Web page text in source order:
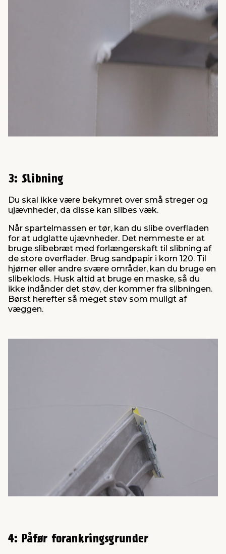
3: Slibning
Du skal ikke være bekymret over små streger og
ujævnheder, da disse kan slibes væk.
Når spartelmassen er tør, kan du slibe overfladen
for at udglatte ujævnheder. Det nemmeste er at
bruge slibebræt med forlængerskaft til slibning af
de store overflader. Brug sandpapir i korn 120. Til
hjørner eller andre svære områder, kan du bruge en
slibeklods. Husk altid at bruge en maske, så du
ikke indånder det støv, der kommer fra slibningen.
Børst herefter så meget støv som muligt af
væggen.
4: Påfør forankringsgrunder